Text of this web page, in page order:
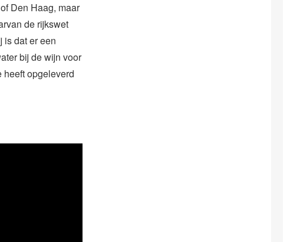
Den Haag, maar
de rijkswet
is dat er een
bij de wijn voor
heeft opgeleverd